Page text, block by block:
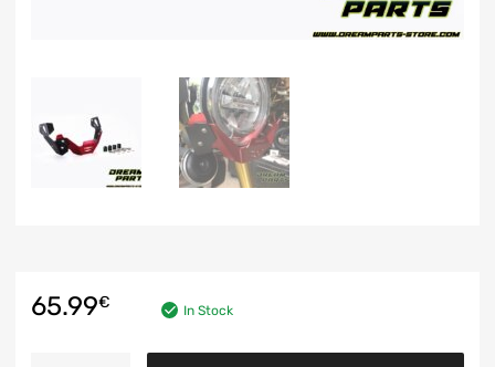
65.99€ In Stock